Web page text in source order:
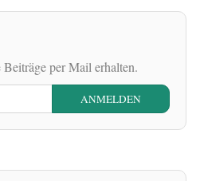
per Mail erhalten.